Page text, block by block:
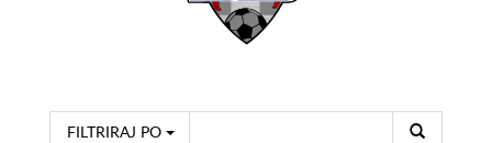
FILTRIRAJ PO